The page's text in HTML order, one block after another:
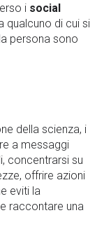
i social
qualcuno di cui si
persona sono
della scienza, i
a messaggi
concentrarsi su
offrire azioni
eviti la
raccontare una